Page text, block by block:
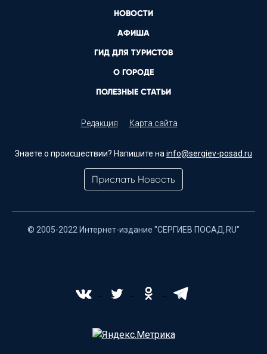
НОВОСТИ
АФИША
ГИД ДЛЯ ТУРИСТОВ
О ГОРОДЕ
ПОЛЕЗНЫЕ СТАТЬИ
Редакция Карта сайта
Знаете о происшествии? Напишите на info@sergiev-posad.ru
Прислать Новость
© 2005-2022 Интернет-издание "СЕРГИЕВ ПОСАД.RU"